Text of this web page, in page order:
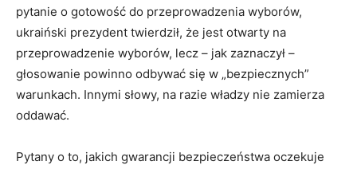
pytanie o gotowość do przeprowadzenia wyborów,
ukraiński prezydent twierdził, że jest otwarty na
przeprowadzenie wyborów, lecz – jak zaznaczył –
głosowanie powinno odbywać się w „bezpiecznych”
warunkach. Innymi słowy, na razie władzy nie zamierza
oddawać.
Pytany o to, jakich gwarancji bezpieczeństwa oczekuje